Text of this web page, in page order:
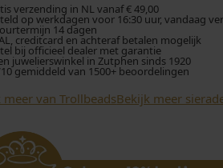
verzending in NL vanaf € 49,00
op werkdagen voor 16:30 uur, vandaag
14 dagen
creditcard en achteraf betalen mogelijk
bij officieel dealer met garantie
juwelierswinkel in Zutphen sinds 1920
gemiddeld van 1500+ beoordelingen
meer van TrollbeadsBekijk meer